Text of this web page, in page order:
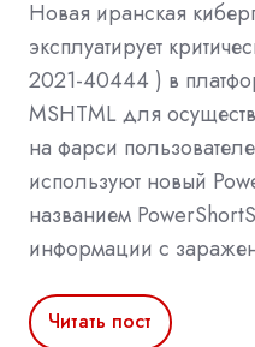
Новая иранская
эксплуатирует
2021-40444 ) в
MSHTML для
на фарси
используют новый
названием
информации с
Читать пост